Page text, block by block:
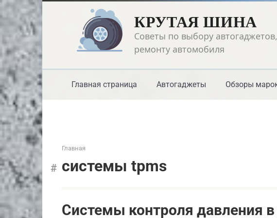
Перейти
к
контенту
КРУТАЯ ШИНА
Советы по выбору
ремонту автомобиля
Главная страница Автогаджеты Обзоры
Главная
системы tpms
Системы контроля давления